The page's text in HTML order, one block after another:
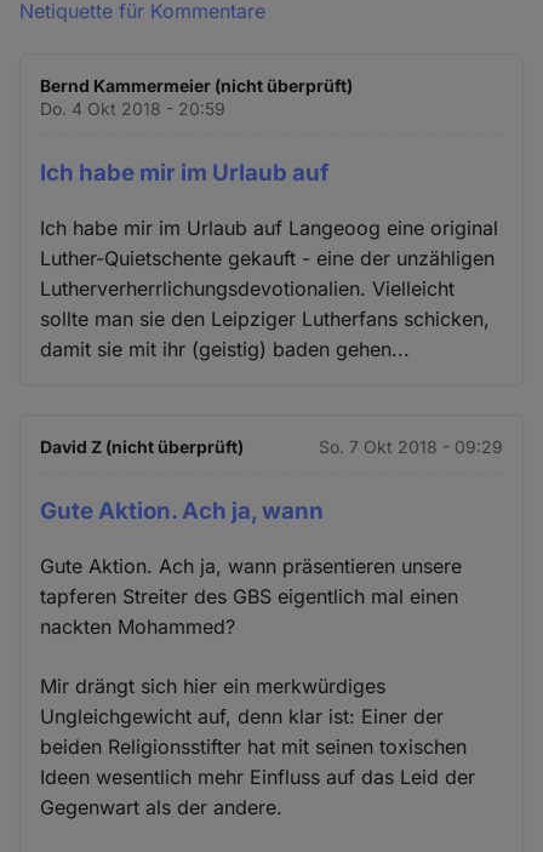
Netiquette für Kommentare
Bernd Kammermeier (nicht überprüft)
Do. 4 Okt 2018 - 20:59
Ich habe mir im Urlaub auf
Ich habe mir im Urlaub auf Langeoog eine original
Luther-Quietschente gekauft - eine der unzähligen
Lutherverherrlichungsdevotionalien. Vielleicht
sollte man sie den Leipziger Lutherfans schicken,
damit sie mit ihr (geistig) baden gehen...
David Z (nicht überprüft) So. 7 Okt 2018 - 09:29
Gute Aktion. Ach ja, wann
Gute Aktion. Ach ja, wann präsentieren unsere
tapferen Streiter des GBS eigentlich mal einen
nackten Mohammed?
Mir drängt sich hier ein merkwürdiges
Ungleichgewicht auf, denn klar ist: Einer der
beiden Religionsstifter hat mit seinen toxischen
Ideen wesentlich mehr Einfluss auf das Leid der
Gegenwart als der andere.